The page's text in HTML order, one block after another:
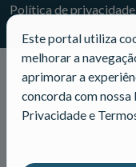
Política de privacidade
Este portal utiliza
melhorar a
aprimorar a
concorda com
Privacidade e